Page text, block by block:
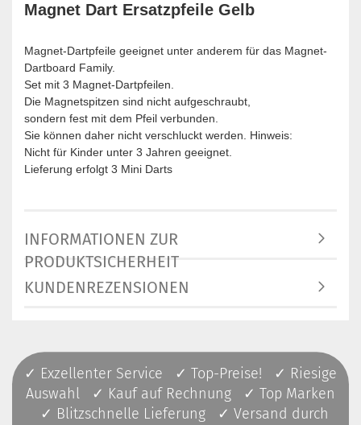
Magnet Dart Ersatzpfeile Gelb
Magnet-Dartpfeile geeignet unter anderem für das Magnet-
Dartboard Family.
Set mit 3 Magnet-Dartpfeilen.
Die Magnetspitzen sind nicht aufgeschraubt,
sondern fest mit dem Pfeil verbunden.
Sie können daher nicht verschluckt werden. Hinweis:
Nicht für Kinder unter 3 Jahren geeignet.
Lieferung erfolgt 3 Mini Darts
INFORMATIONEN ZUR
PRODUKTSICHERHEIT
KUNDENREZENSIONEN
✓ Exzellenter Service ✓ Top-Preise! ✓ Riesige
Auswahl ✓ Kauf auf Rechnung ✓ Top Marken
✓ Blitzschnelle Lieferung ✓ Versand durch